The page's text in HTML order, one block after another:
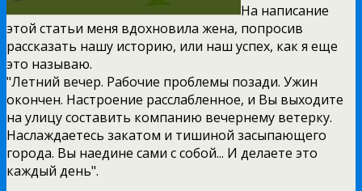
На написание
этой статьи меня вдохновила жена, попросив
рассказать нашу историю, или наш успех, как я еще
это называю.
"Летний вечер. Рабочие проблемы позади. Ужин
окончен. Настроение расслабленное, и Вы выходите
на улицу составить компанию вечернему ветерку.
Наслаждаетесь закатом и тишиной засыпающего
города. Вы наедине сами с собой... И делаете это
каждый день".